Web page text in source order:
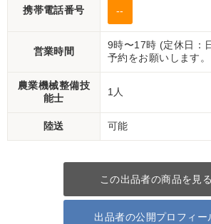
携帯電話番号 --
営業時間
9時〜17時 (定休日：
予約をお願いします。
農業機械整備技
能士
1人
陸送 可能
この出品者の商品を見る
出品者の公開プロフィー